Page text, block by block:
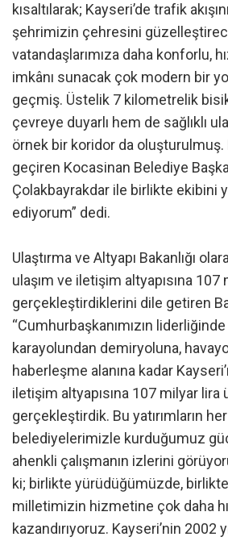
kısaltılarak; Kayseri’de trafik
şehrimizin çehresini
vatandaşlarımıza daha konforlu,
imkânı sunacak çok modern bir
geçmiş. Üstelik 7 kilometrelik
çevreye duyarlı hem de sağlıklı
örnek bir koridor da oluşturulmuş.
geçiren Kocasinan Belediye
Çolakbayrakdar ile birlikte ekibini
ediyorum” dedi.
Ulaştırma ve Altyapı Bakanlığı
ulaşım ve iletişim altyapısına 107
gerçekleştirdiklerini dile getiren
“Cumhurbaşkanımızın
karayolundan demiryoluna,
haberleşme alanına kadar
iletişim altyapısına 107 milyar lira
gerçekleştirdik. Bu yatırımların
belediyelerimizle kurduğumuz
ahenkli çalışmanın izlerini
ki; birlikte yürüdüğümüzde,
milletimizin hizmetine çok daha
kazandırıyoruz. Kayseri’nin 2002